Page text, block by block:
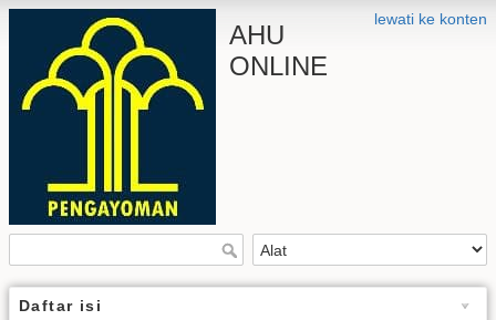
lewati ke konten
AHU
ONLINE
Daftar isi